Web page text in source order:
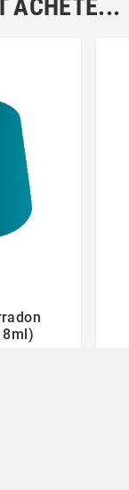
ACHETÉ...